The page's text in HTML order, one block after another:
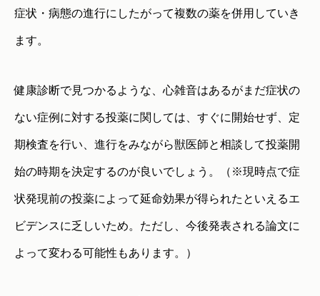
症状・病態の進行にしたがって複数の薬を併用していき
ます。
健康診断で見つかるような、心雑音はあるがまだ症状の
ない症例に対する投薬に関しては、すぐに開始せず、定
期検査を行い、進行をみながら獣医師と相談して投薬開
始の時期を決定するのが良いでしょう。（※現時点で症
状発現前の投薬によって延命効果が得られたといえるエ
ビデンスに乏しいため。ただし、今後発表される論文に
よって変わる可能性もあります。）